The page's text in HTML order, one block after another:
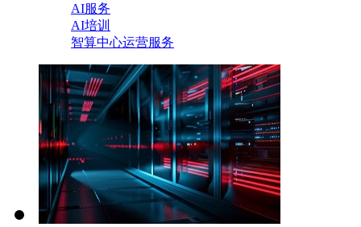
AI服务
AI培训
智算中心运营服务